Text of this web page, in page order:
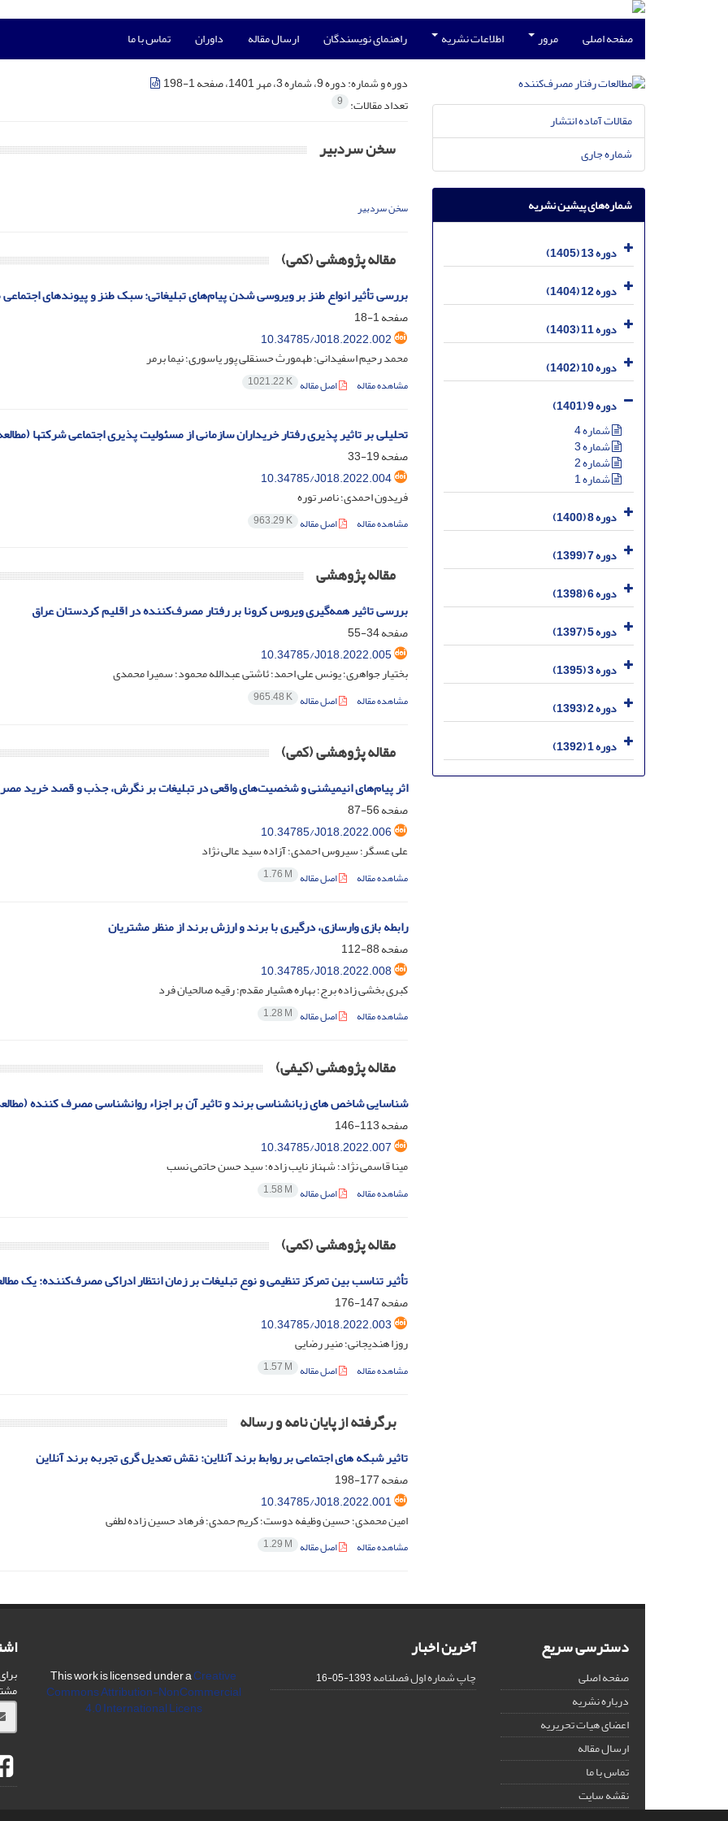
صفحه اصلی مرور اطلاعات نشریه راهنمای نویسندگان ارسال مقاله داوران تماس با ما
دوره و شماره:دوره 9، شماره 3، مهر 1401، صفحه 1-198
تعداد مقالات: 9
سخن سردبیر
سخن سردبیر
مقاله پژوهشی (کمی)
بررسی تأثیر انواع طنز بر ویروسی شدن پیام‌های تبلیغاتی: سبک طنز و پیوندهای
صفحه1-18
10.34785/J018.2022.002
محمد رحیم اسفیدانی؛ طهمورث حسنقلی پور یاسوری؛ نیما برمر
مشاهده مقاله اصل مقاله 1021.22 K
تحلیلی بر تاثیر پذیری رفتار خریداران سازمانی از مسئولیت پذیری اجتماعی شرکتها
صفحه19-33
10.34785/J018.2022.004
فریدون احمدی؛ ناصر توره
مشاهده مقاله اصل مقاله 963.29 K
مقاله پژوهشی
بررسی تاثیر همه‌گیری ویروس کرونا بر رفتار مصرف‌کننده در اقلیم کردستان عراق
صفحه34-55
10.34785/J018.2022.005
بختیار جواهری؛ یونس علی احمد؛ ئاشتی عبدالله محمود؛ سمیرا محمدی
مشاهده مقاله اصل مقاله 965.48 K
مقاله پژوهشی (کمی)
اثر پیام‌های انیمیشنی و شخصیت‌های واقعی در تبلیغات بر نگرش، جذب و قصد خرید
صفحه56-87
10.34785/J018.2022.006
علی عسگر؛ سیروس احمدی؛ آزاده سید عالی نژاد
مشاهده مقاله اصل مقاله 1.76 M
رابطه بازی وارسازی، درگیری با برند و ارزش برند از منظر مشتریان
صفحه88-112
10.34785/J018.2022.008
کبری بخشی زاده برج؛ بهاره هشیار مقدم؛ رقیه صالحیان فرد
مشاهده مقاله اصل مقاله 1.28 M
مقاله پژوهشی (کیفی)
شناسایی شاخص های زبانشناسی برند و تاثیر آن بر اجزاء روانشناسی مصرف کننده
صفحه113-146
10.34785/J018.2022.007
مینا قاسمی نژاد؛ شهناز نایب زاده؛ سید حسن حاتمی نسب
مشاهده مقاله اصل مقاله 1.58 M
مقاله پژوهشی (کمی)
تأثیر تناسب بین تمرکز تنظیمی و نوع تبلیغات بر زمان انتظار ادراکی مصرف‌کننده: یک
صفحه147-176
10.34785/J018.2022.003
روزا هندیجانی؛ منیر رضایی
مشاهده مقاله اصل مقاله 1.57 M
برگرفته از پایان نامه و رساله
تاثیر شبکه های اجتماعی بر روابط برند آنلاین: نقش تعدیل گری تجربه برند آنلاین
صفحه177-198
10.34785/J018.2022.001
امین محمدی؛ حسین وظیفه دوست؛ کریم حمدی؛ فرهاد حسین زاده لطفی
مشاهده مقاله اصل مقاله 1.29 M
مقالات آماده انتشار
شماره جاری
شماره‌های پیشین نشریه
دوره 13 (1405)
دوره 12 (1404)
دوره 11 (1403)
دوره 10 (1402)
دوره 9 (1401)
شماره 4
شماره 3
شماره 2
شماره 1
دوره 8 (1400)
دوره 7 (1399)
دوره 6 (1398)
دوره 5 (1397)
دوره 3 (1395)
دوره 2 (1393)
دوره 1 (1392)
دسترسی سریع
صفحه اصلی
درباره نشریه
اعضای هیات تحریریه
ارسال مقاله
تماس با ما
نقشه سایت
آخرین اخبار
چاپ شماره اول فصلنامه1393-05-16
This work is licensed under aCreative
Commons Attribution-NonCommercial
4.0 International Licens